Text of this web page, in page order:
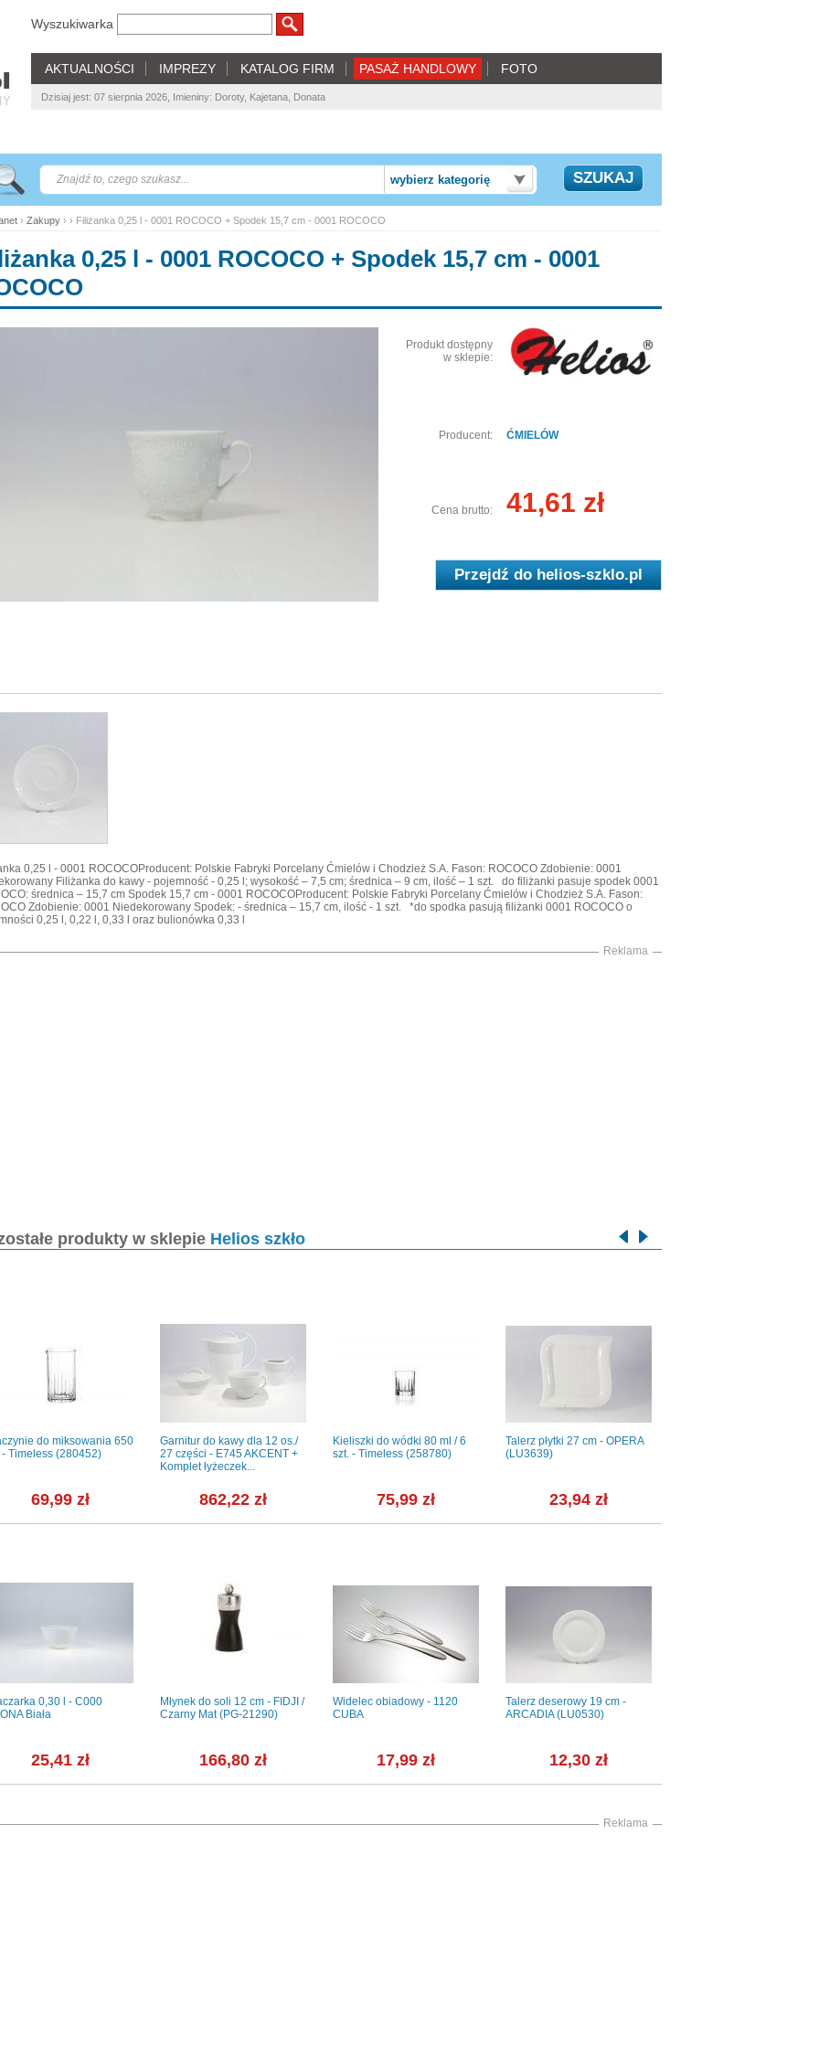
Wyszukiwarka
AKTUALNOŚCI IMPREZY KATALOG FIRM PASAŻ HANDLOWY FOTO
Dzisiaj jest: 07 sierpnia 2026, Imieniny: Doroty, Kajetana, Donata
wybierz kategorię
› Zakupy › › Filiżanka 0,25 l - 0001 ROCOCO + Spodek 15,7 cm - 0001 ROCOCO
0,25 l - 0001 ROCOCO + Spodek 15,7 cm - 0001
Produkt dostępny
w sklepie:
Producent: ĆMIELÓW
Cena brutto: 41,61 zł
Przejdź dohelios-szklo.pl
0,25 l - 0001 ROCOCOProducent: Polskie Fabryki Porcelany Ćmielów i Chodzież S.A. Fason: ROCOCO Zdobienie: 0001
Filiżanka do kawy - pojemność - 0,25 l; wysokość – 7,5 cm; średnica – 9 cm, ilość – 1 szt. do filiżanki pasuje spodek 0001
średnica – 15,7 cm Spodek 15,7 cm - 0001 ROCOCOProducent: Polskie Fabryki Porcelany Ćmielów i Chodzież S.A. Fason:
Zdobienie: 0001 Niedekorowany Spodek: - średnica – 15,7 cm, ilość - 1 szt. *do spodka pasują filiżanki 0001 ROCOCO o
0,25 l, 0,22 l, 0,33 l oraz bulionówka 0,33 l
Reklama
produkty w sklepie Helios szkło
do miksowania 650
- Timeless (280452)
69,99 zł
Garnitur do kawy dla 12 os./
27 części - E745 AKCENT +
Komplet łyżeczek...
862,22 zł
Kieliszki do wódki 80 ml / 6
szt. - Timeless (258780)
75,99 zł
Talerz płytki 27 cm - OPERA
(LU3639)
23,94 zł
0,30 l - C000
Biała
25,41 zł
Młynek do soli 12 cm - FIDJI /
Czarny Mat (PG-21290)
166,80 zł
Widelec obiadowy - 1120
CUBA
17,99 zł
Talerz deserowy 19 cm -
ARCADIA (LU0530)
12,30 zł
Reklama